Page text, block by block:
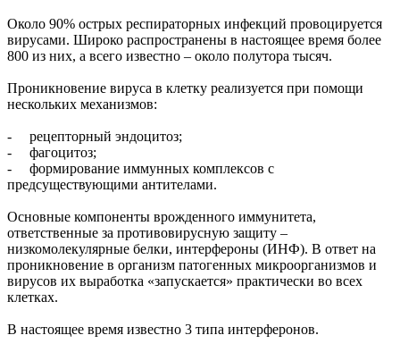
Около 90% острых респираторных инфекций провоцируется
вирусами. Широко распространены в настоящее время более
800 из них, а всего известно – около полутора тысяч.
Проникновение вируса в клетку реализуется при помощи
нескольких механизмов:
- рецепторный эндоцитоз;
- фагоцитоз;
- формирование иммунных комплексов с
предсуществующими антителами.
Основные компоненты врожденного иммунитета,
ответственные за противовирусную защиту –
низкомолекулярные белки, интерфероны (ИНФ). В ответ на
проникновение в организм патогенных микроорганизмов и
вирусов их выработка «запускается» практически во всех
клетках.
В настоящее время известно 3 типа интерферонов.